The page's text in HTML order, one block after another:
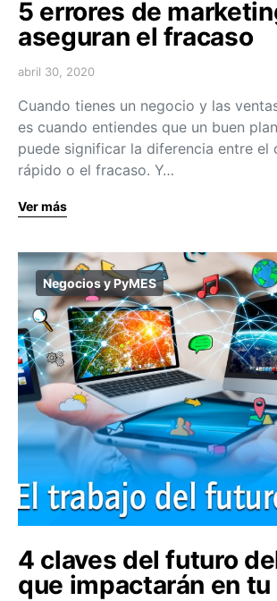
5 errores de
aseguran el fracaso
abril 30, 2020
Cuando tienes un negocio y las
es cuando entiendes que un buen
puede significar la diferencia entre el
rápido o el fracaso. Y…
Ver más
Negocios y PyMES
4 claves del futuro
que impactarán en tu